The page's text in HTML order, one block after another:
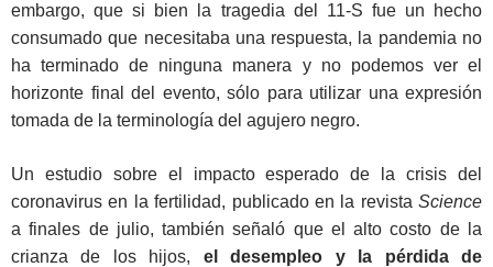
embargo, que si bien la tragedia del 11-S fue un hecho
consumado que necesitaba una respuesta, la pandemia no
ha terminado de ninguna manera y no podemos ver el
horizonte final del evento, sólo para utilizar una expresión
tomada de la terminología del agujero negro.
Un estudio sobre el impacto esperado de la crisis del
coronavirus en la fertilidad, publicado en la revista Science
a finales de julio, también señaló que el alto costo de la
crianza de los hijos, el desempleo y la pérdida de